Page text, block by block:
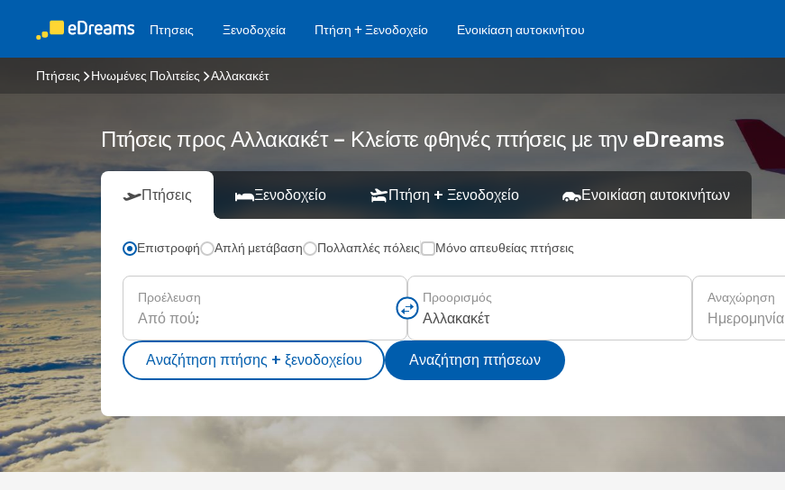
Πτησεις Ξενοδοχεία Πτήση + Ξενοδοχείο Ενοικίαση αυτοκινήτου
Πτήσεις Ηνωμένες Πολιτείες Αλλακακέτ
Πτήσεις προς Αλλακακέτ – Κλείστε φθηνές πτήσεις με την eDreams
Πτήσεις Ξενοδοχείο Πτήση + Ξενοδοχείο Ενοικίαση αυτοκινήτων
Επιστροφή Απλή μετάβαση Πολλαπλές πόλεις Μόνο απευθείας πτήσεις
Προέλευση Προορισμός Αναχώρηση
Ημερομηνία
Αναζήτηση πτήσης + ξενοδοχείου Αναζήτηση πτήσεων